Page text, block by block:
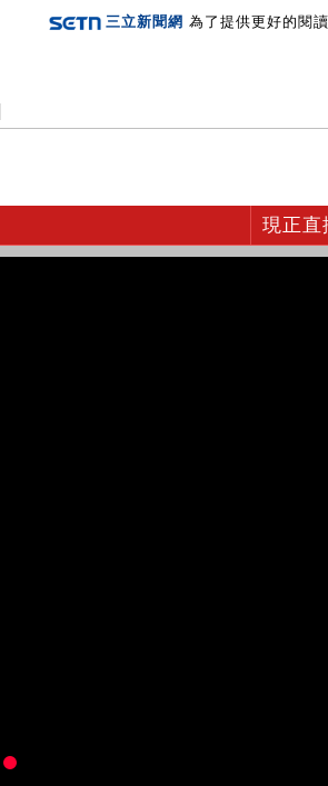
三立新聞網 為了提供更好的閱
現正直